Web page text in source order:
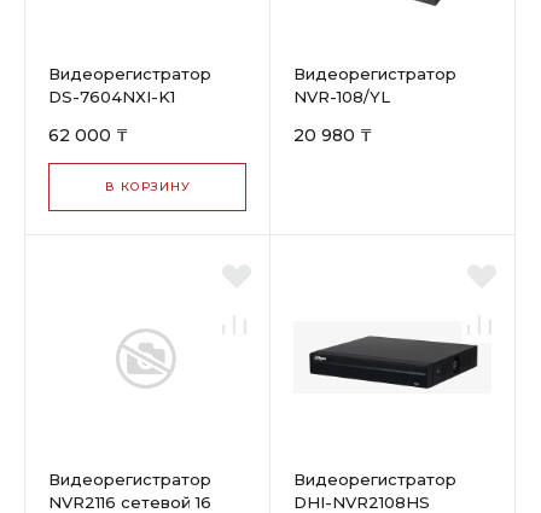
Видеорегистратор
DS-7604NXI-K1
62 000 ₸
В КОРЗИНУ
Видеорегистратор
NVR-108/YL
20 980 ₸
Видеорегистратор
NVR2116 сетевой 16
Видеорегистратор
DHI-NVR2108HS